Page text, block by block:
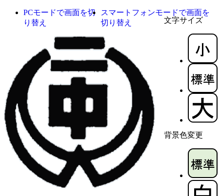
文字サイズ
背景色変更
PCモードで画面を切
り替え
スマートフォンモードで画面を
切り替え